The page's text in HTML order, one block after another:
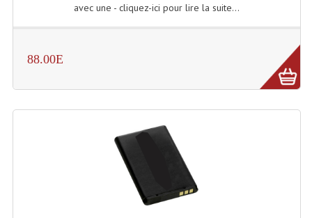
avec une - cliquez-ici pour lire la suite...
88.00E